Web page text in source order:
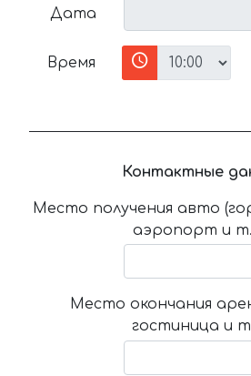
Дата
Время
Контактные
Место получения авто
аэропорт и т.
Место окончания
гостиница и